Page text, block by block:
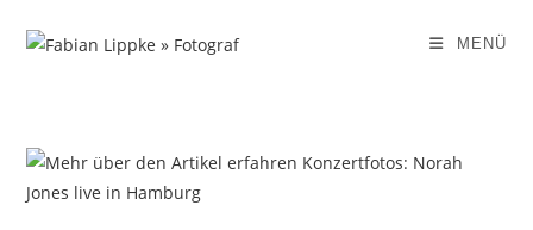
Inhalt
MENÜ